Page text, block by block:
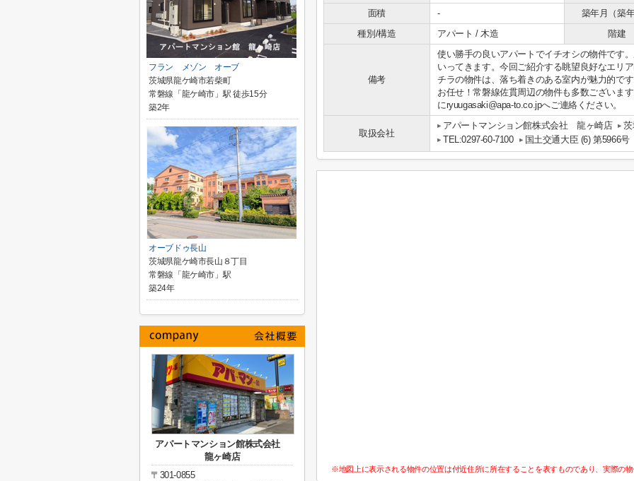
面積
- 築年月（築年
種別/構造
アパート / 木造 階建
備考
使い勝手の良いアパートでイチオシの物件です
いってきます。今回ご紹介する眺望良好なエリ
チラの物件は、落ち着きのある室内が魅力的で
お任せ！常磐線佐貫周辺の物件も多数ございま
にryuugasaki@apa-to.co.jpへご連絡ください。
取扱会社
アパートマンション館株式会社 龍ヶ崎店
TEL:0297-60-7100
国土交通大臣 (6) 第5966号
※地図上に表示される物件の位置は付近住所に所在することを表すものであり、実際の物
フラン メゾン オーブ
茨城県龍ケ崎市若柴町
常磐線「龍ケ崎市」駅 徒歩15分
築2年
オーブドゥ長山
茨城県龍ケ崎市長山８丁目
常磐線「龍ケ崎市」駅
築24年
アパートマンション館株式会社
龍ヶ崎店
〒301-0855